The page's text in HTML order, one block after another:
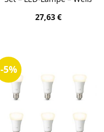
27,63€
-5%